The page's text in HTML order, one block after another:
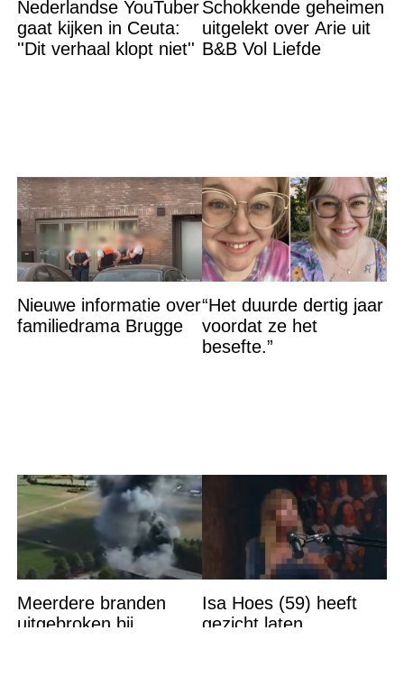
Nederlandse YouTuber
gaat kijken in Ceuta:
''Dit verhaal klopt niet''
Schokkende geheimen
uitgelekt over Arie uit
B&B Vol Liefde
Nieuwe informatie over
familiedrama Brugge
“Het duurde dertig jaar
voordat ze het
besefte.”
Meerdere branden
uitgebroken bij
Isa Hoes (59) heeft
gezicht laten